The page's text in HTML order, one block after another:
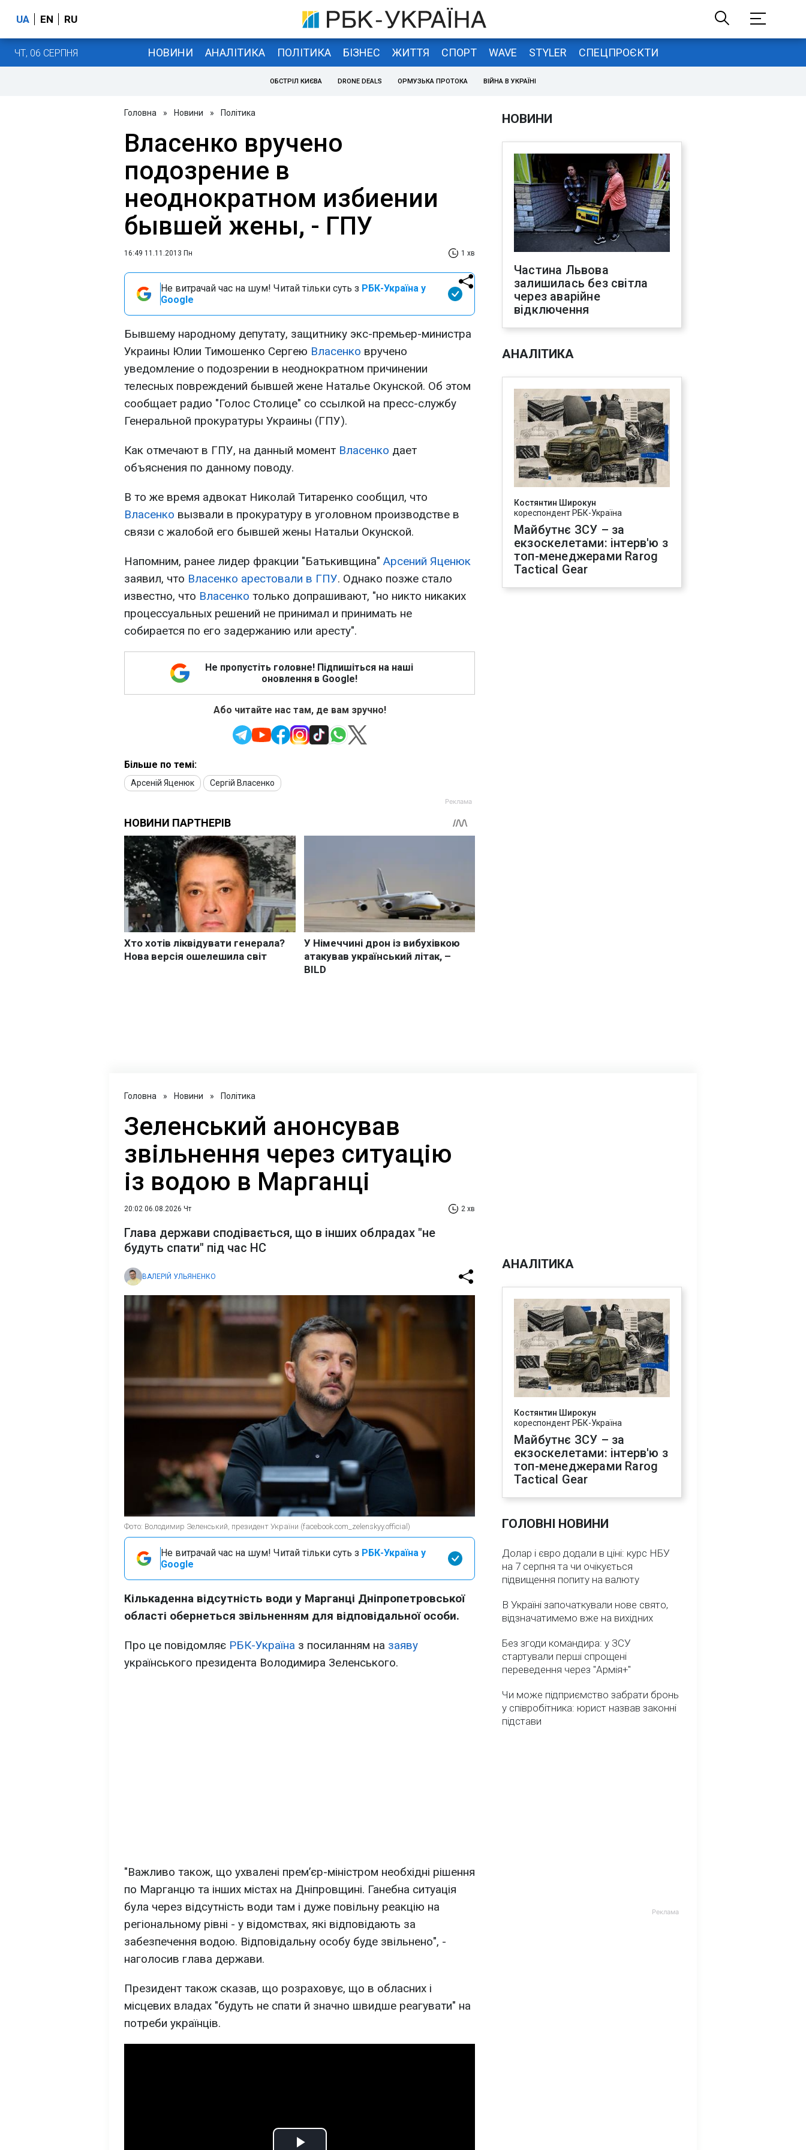
UA EN RU
ЧТ, 06 СЕРПНЯ НОВИНИ АНАЛІТИКА ПОЛІТИКА БІЗНЕС ЖИТТЯ СПОРТ WAVE STYLER СПЕЦПРОЄКТИ
ОБСТРІЛ КИЄВА DRONE DEALS ОРМУЗЬКА ПРОТОКА ВІЙНА В УКРАЇНІ
Головна » Новини » Політика
Власенко вручено
подозрение в
неоднократном избиении
бывшей жены, - ГПУ
16:49 11.11.2013 Пн 1 хв
Не витрачай час на шум! Читай тільки суть з РБК-Україна у
Google
Бывшему народному депутату, защитнику экс-премьер-министра
Украины Юлии Тимошенко Сергею Власенко вручено
уведомление о подозрении в неоднократном причинении
телесных повреждений бывшей жене Наталье Окунской. Об этом
сообщает радио "Голос Столице" со ссылкой на пресс-службу
Генеральной прокуратуры Украины (ГПУ).
Как отмечают в ГПУ, на данный момент Власенко дает
объяснения по данному поводу.
В то же время адвокат Николай Титаренко сообщил, что
Власенко вызвали в прокуратуру в уголовном производстве в
связи с жалобой его бывшей жены Натальи Окунской.
Напомним, ранее лидер фракции "Батькивщина" Арсений Яценюк
заявил, что Власенко арестовали в ГПУ. Однако позже стало
известно, что Власенко только допрашивают, "но никто никаких
процессуальных решений не принимал и принимать не
собирается по его задержанию или аресту".
Не пропустіть головне! Підпишіться на наші
оновлення в Google!
Або читайте нас там, де вам зручно!
Більше по темі:
Арсеній Яценюк Сергій Власенко
НОВИНИ
Частина Львова
залишилась без світла
через аварійне
відключення
АНАЛІТИКА
Костянтин Широкун
кореспондент РБК-Україна
Майбутнє ЗСУ – за
екзоскелетами: інтерв'ю з
топ-менеджерами Rarog
Tactical Gear
Головна » Новини » Політика
Зеленський анонсував
звільнення через ситуацію
із водою в Марганці
20:02 06.08.2026 Чт 2 хв
Глава держави сподівається, що в інших облрадах "не
будуть спати" під час НС
ВАЛЕРІЙ УЛЬЯНЕНКО
Фото: Володимир Зеленський, президент України (facebook.com_zelenskyy.official)
Не витрачай час на шум! Читай тільки суть з РБК-Україна у
Google
Кількаденна відсутність води у Марганці Дніпропетровської
області обернеться звільненням для відповідальної особи.
Про це повідомляє РБК-Україна з посиланням на заяву
українського президента Володимира Зеленського.
"Важливо також, що ухвалені прем’єр-міністром необхідні рішення
по Марганцю та інших містах на Дніпровщині. Ганебна ситуація
була через відсутність води там і дуже повільну реакцію на
регіональному рівні - у відомствах, які відповідають за
забезпечення водою. Відповідальну особу буде звільнено", -
наголосив глава держави.
Президент також сказав, що розраховує, що в обласних і
місцевих владах "будуть не спати й значно швидше реагувати" на
потреби українців.
АНАЛІТИКА
Костянтин Широкун
кореспондент РБК-Україна
Майбутнє ЗСУ – за
екзоскелетами: інтерв'ю з
топ-менеджерами Rarog
Tactical Gear
ГОЛОВНІ НОВИНИ
Долар і євро додали в ціні: курс НБУ
на 7 серпня та чи очікується
підвищення попиту на валюту
В Україні започаткували нове свято,
відзначатимемо вже на вихідних
Без згоди командира: у ЗСУ
стартували перші спрощені
переведення через "Армія+"
Чи може підприємство забрати бронь
у співробітника: юрист назвав законні
підстави